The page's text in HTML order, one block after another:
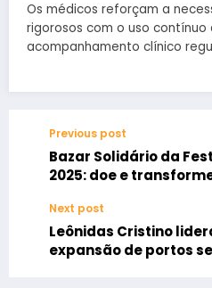
Os médicos reforçam a
rigorosos com o uso
acompanhamento clínico
Previous post
Bazar Solidário da
2025: doe e
Next post
Leônidas Cristino
expansão de portos